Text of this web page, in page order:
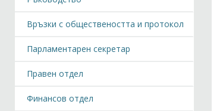
Връзки с обществеността и протокол
Парламентарен секретар
Правен отдел
Финансов отдел